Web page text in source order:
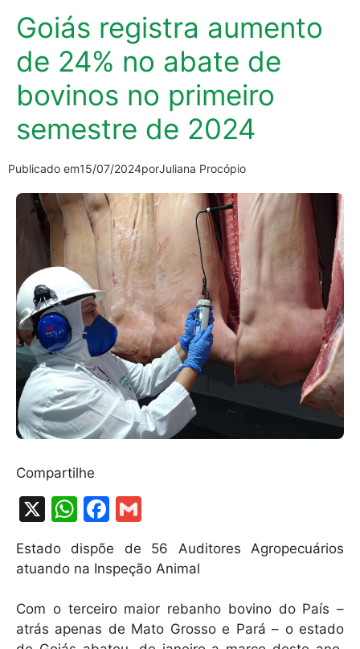
Goiás registra aumento
de 24% no abate de
bovinos no primeiro
semestre de 2024
Publicado em15/07/2024porJuliana Procópio
Compartilhe
X
W
h
at
A
p
F
c
e
b
o
m
ai
Estado dispõe de 56 Auditores Agropecuários
atuando na Inspeção Animal
Com o terceiro maior rebanho bovino do País –
atrás apenas de Mato Grosso e Pará – o estado